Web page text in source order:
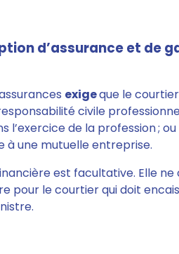
d’assurance et de
exigeque le
civile
l’exercice de la profession ;
à une mutuelle entreprise.
est facultative. Elle
pour le courtier qui doit